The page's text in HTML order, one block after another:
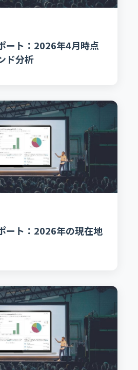
ート：2026年4月時点
ド分析
ート：2026年の現在地